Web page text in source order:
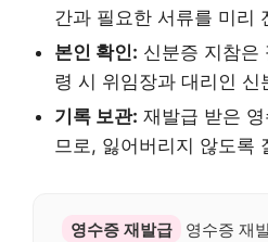
간과 필요한 서류를 미리
본인 확인: 신분증 지참은
령 시 위임장과 대리인 신
기록 보관: 재발급 받은
므로, 잃어버리지 않도록
영수증 재발급
영수증 재